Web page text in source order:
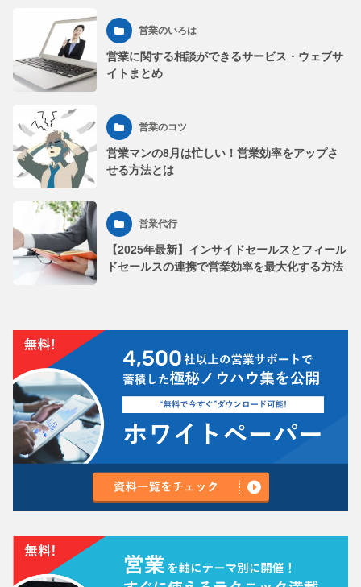
営業のいろは
営業に関する相談ができるサービス・ウェブサ
イトまとめ
営業のコツ
営業マンの8月は忙しい！営業効率をアップさ
せる方法とは
営業代行
【2025年最新】インサイドセールスとフィール
ドセールスの連携で営業効率を最大化する方法